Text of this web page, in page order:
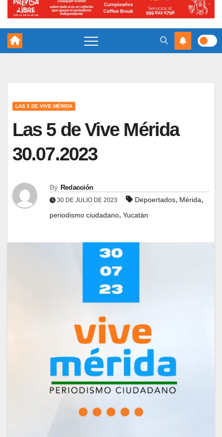
LAS 5 DE VIVE MÉRIDA
Las 5 de Vive Mérida
30.07.2023
By Redacción
30 DE JULIO DE 2023 Depoertados, Mérida,
periodismo ciudadano, Yucatán